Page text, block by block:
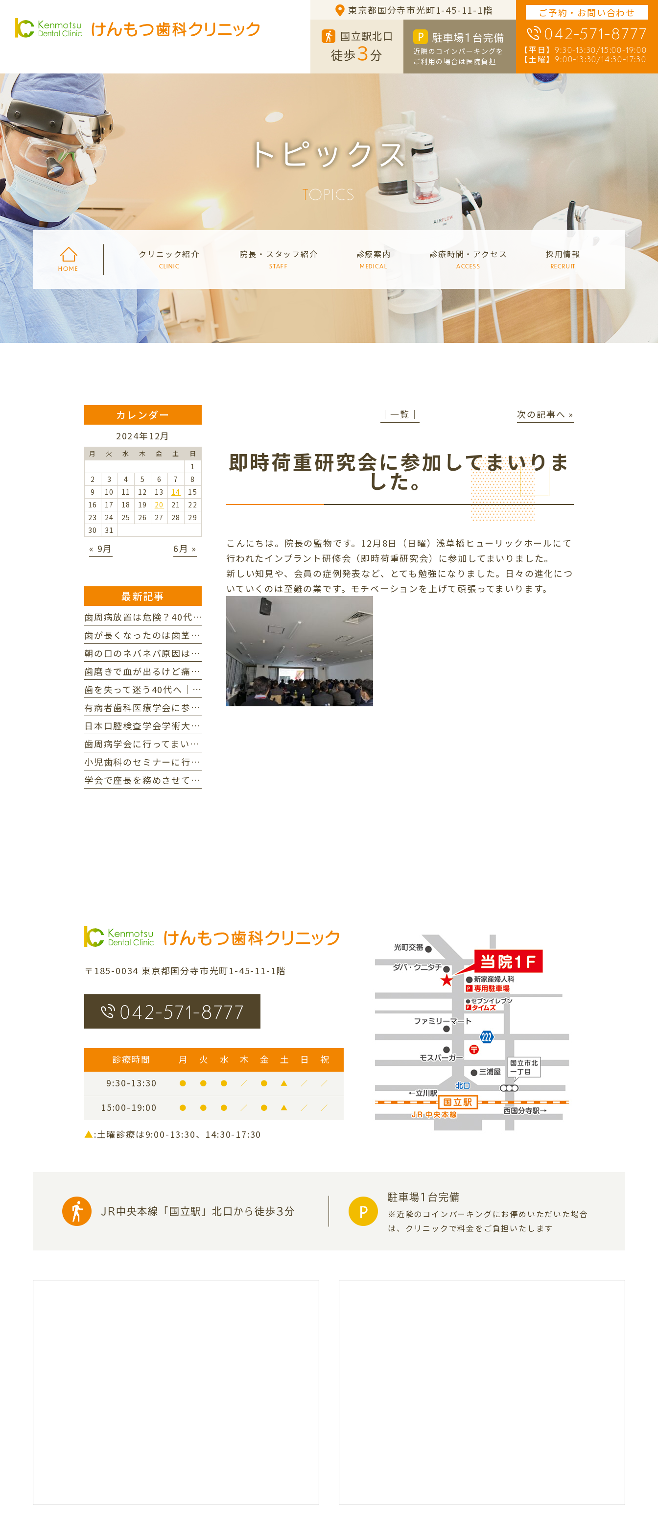
東京都国分寺市光町1-45-11-1階
国立駅北口
徒歩 3 分
駐車場1台完備
近隣のコインパーキングを
ご利用の場合は医院負担
ご予約・お問い合わせ
042-571-8777
【平日】9:30-13:30/15:00-19:00
【土曜】9:00-13:30/14:30-17:30
トピックス
TOPICS
HOME
クリニック紹介
CLINIC
院長・スタッフ紹介
STAFF
診療案内
MEDICAL
診療時間・アクセス
ACCESS
採用情報
RECRUIT
│一覧│ 次の記事へ »
即時荷重研究会に参加してまいりま
した。
こんにちは。院長の監物です。12月8日（日曜）浅草橋ヒューリックホールにて
行われたインプラント研修会（即時荷重研究会）に参加してまいりました。
新しい知見や、会員の症例発表など、とても勉強になりました。日々の進化につ
いていくのは至難の業です。モチベーションを上げて頑張ってまいります。
カレンダー
2024年12月
月 火 水 木 金 土 日
1
2
3 4 5 6 7
8
9
10 11 12 13 14
15
16
17 18 19 20 21
22
23
24 25 26 27 28
29
30
31
« 9月 6月 »
最新記事
歯周病放置は危険？40代男性が直面する口臭と抜歯リスクの真実
歯が長くなったのは歯茎下がり？老け見えを防ぐ3つの原因と対処法
朝の口のネバネバ原因は？家族に指摘された口臭を防ぐ3つの対策
歯磨きで血が出るけど痛くない…これって歯周病？初期症状セルフチェック
歯を失って迷う40代へ｜保険と自費の違いを5つの基準で徹底比較
有病者歯科医療学会に参加してまいりました。
日本口腔検査学会学術大会に参加してまいりました。
歯周病学会に行ってまいりました
小児歯科のセミナーに行ってまいりました。
学会で座長を務めさせていただきました。
〒185-0034 東京都国分寺市光町1-45-11-1階
042-571-8777
診療時間 月 火 水 木 金 土 日
祝
9:30-13:30
● ● ● ／ ● ▲ ／ ／
15:00-19:00 ● ● ● ／ ● ▲ ／ ／
▲:土曜診療は9:00-13:30、14:30-17:30
JR中央本線「国立駅」 北口から徒歩3分
駐車場1台完備
※近隣のコインパーキングにお停めいただいた場合
は、 クリニックで料金をご負担いたします